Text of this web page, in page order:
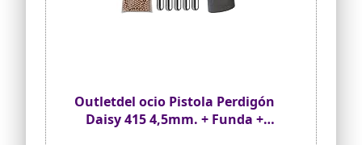
Outletdel ocio Pistola Perdigón
Daisy 415 4,5mm. + Funda +